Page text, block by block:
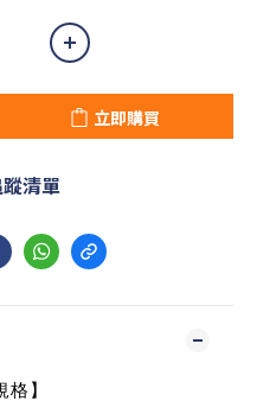
立即購買
清單
格】